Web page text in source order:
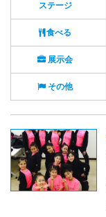
ステージ
食べる
展示会
その他